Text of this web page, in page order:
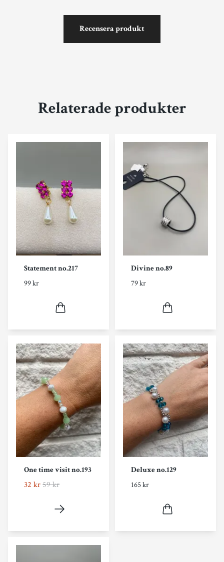
Recensera produkt
Relaterade produkter
Statement no.217
99 kr
Divine no.89
79 kr
One time visit no.193
32 kr59 kr
Deluxe no.129
165 kr